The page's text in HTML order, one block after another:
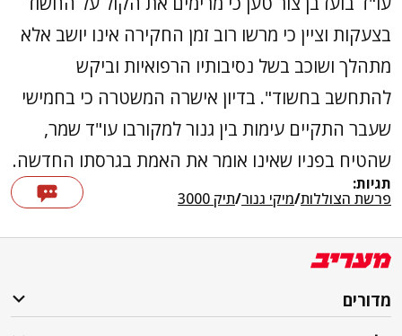
בצעקות וציין כי מרשו רוב זמן החקירה אינו יושב אלא
מתהלך ושוכב בשל נסיבותיו הרפואיות וביקש
להתחשב בחשוד". בדיון אישרה המשטרה כי בחמישי
שעבר התקיים עימות בין גנור למקורבו עו"ד שמר,
שהטיח בפניו שאינו אומר את האמת בגרסתו החדשה.
תגיות:
פרשת הצוללות/מיקי גנור/תיק 3000
מדורים